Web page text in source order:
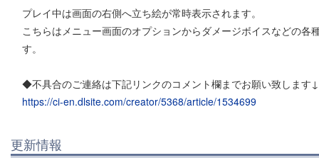
プレイ中は画面の右側へ立ち絵が常時表示されます。
こちらはメニュー画面のオプションからダメージボイスなどの
す。
◆不具合のご連絡は下記リンクのコメント欄までお願い致します↓
https://ci-en.dlsite.com/creator/5368/article/1534699
更新情報